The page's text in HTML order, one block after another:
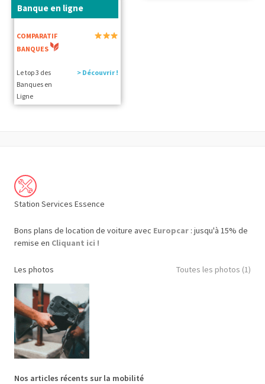
Banque en ligne
COMPARATIF
BANQUES
Le top 3 des
Banques en
Ligne
> Découvrir !
Station Services Essence
Bons plans de location de voiture avec Europcar : jusqu'à 15% de
remise en Cliquant ici !
Les photos Toutes les photos (1)
Nos articles récents sur la mobilité